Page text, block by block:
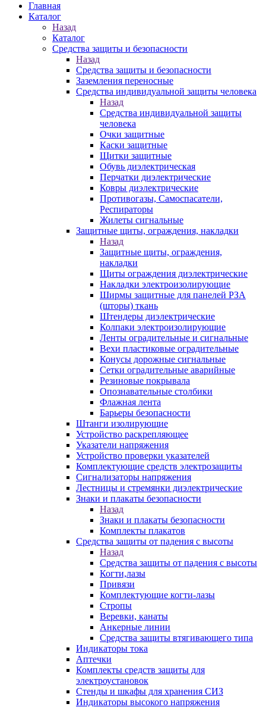
Главная
Каталог
Назад
Каталог
Средства защиты и безопасности
Назад
Средства защиты и безопасности
Заземления переносные
Средства индивидуальной защиты человека
Назад
Средства индивидуальной защиты
человека
Очки защитные
Каски защитные
Щитки защитные
Обувь диэлектрическая
Перчатки диэлектрические
Ковры диэлектрические
Противогазы, Самоспасатели,
Респираторы
Жилеты сигнальные
Защитные щиты, ограждения, накладки
Назад
Защитные щиты, ограждения,
накладки
Щиты ограждения диэлектрические
Накладки электроизолирующие
Ширмы защитные для панелей РЗА
(шторы) ткань
Штендеры диэлектрические
Колпаки электроизолирующие
Ленты оградительные и сигнальные
Вехи пластиковые оградительные
Конусы дорожные сигнальные
Сетки оградительные аварийные
Резиновые покрывала
Опознавательные столбики
Флажная лента
Барьеры безопасности
Штанги изолирующие
Устройство раскрепляющее
Указатели напряжения
Устройство проверки указателей
Комплектующие средств электрозащиты
Сигнализаторы напряжения
Лестницы и стремянки диэлектрические
Знаки и плакаты безопасности
Назад
Знаки и плакаты безопасности
Комплекты плакатов
Средства защиты от падения с высоты
Назад
Средства защиты от падения с высоты
Когти,лазы
Привязи
Комплектующие когти-лазы
Стропы
Веревки, канаты
Анкерные линии
Средства защиты втягивающего типа
Индикаторы тока
Аптечки
Комплекты средств защиты для
электроустановок
Стенды и шкафы для хранения СИЗ
Индикаторы высокого напряжения